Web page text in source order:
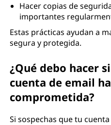
Hacer copias de
importantes
Estas prácticas ayudan a
segura y protegida.
¿Qué debo hacer
cuenta de email
comprometida?
Si sospechas que tu